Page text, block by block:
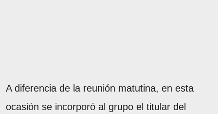
A diferencia de la reunión matutina, en esta
ocasión se incorporó al grupo el titular del